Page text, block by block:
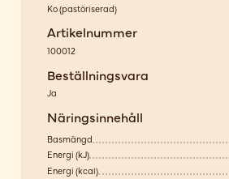
Ko(pastöriserad)
Artikelnummer
100012
Beställningsvara
Ja
Näringsinnehåll
Basmängd
Energi (kJ)
Energi (kcal)